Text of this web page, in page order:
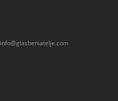
info@glasbeniatelje.com